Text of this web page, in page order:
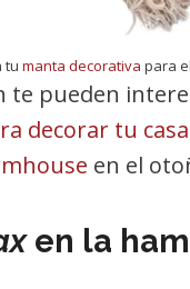
tu manta decorativa para
te pueden
decorar tu
en el
en la